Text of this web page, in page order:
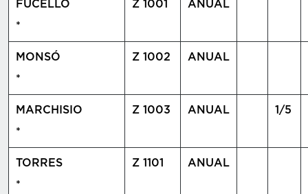
FUCELLO
*
Z 1001 ANUAL
MONSÓ
*
Z 1002 ANUAL
MARCHISIO
*
Z 1003 ANUAL 1/5
TORRES
*
Z 1101 ANUAL